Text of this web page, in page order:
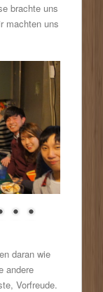
brachte uns
machten uns
daran wie
andere
Vorfreude.